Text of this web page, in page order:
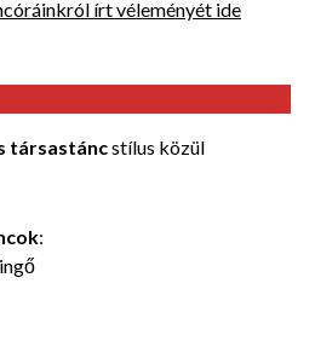
írt véleményét ide
társastáncstílus közül
: